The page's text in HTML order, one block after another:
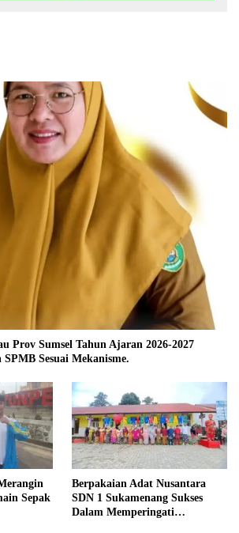
Prov Sumsel Tahun Ajaran 2026-2027
Sukses Melaksanakan SPMB Sesuai Mekanisme.
Sepak
Berpakaian Adat Nusantara
SDN 1 Sukamenang Sukses
Dalam Memperingati